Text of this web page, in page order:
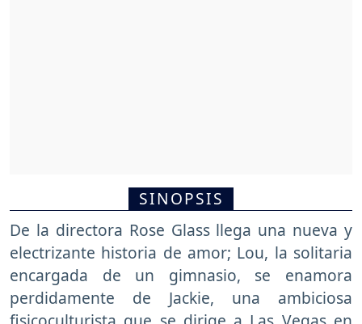
SINOPSIS
De la directora Rose Glass llega una nueva y
electrizante historia de amor; Lou, la solitaria
encargada de un gimnasio, se enamora
perdidamente de Jackie, una ambiciosa